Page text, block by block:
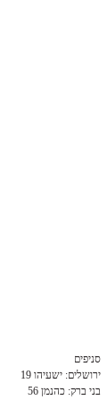
סניפים
ירושלים: ישעיהו 19
בני ברק: כהנמן 56